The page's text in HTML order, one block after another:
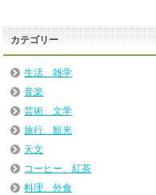
カテゴリー
生活、雑学
音楽
芸術、文学
旅行、観光
天文
コーヒー、紅茶
料理、外食